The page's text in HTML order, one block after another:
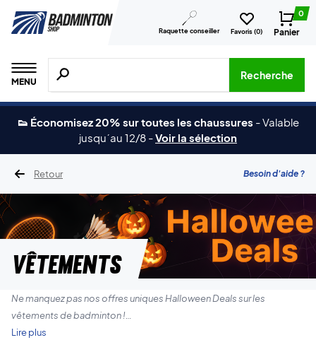
Raquette conseiller Favoris (0)
0
Panier
MENU
Recherche de produits, de marques, etc.
Recherche
👟 Économisez 20% sur toutes les chaussures -Valable
jusqu´au 12/8 -Voir la sélection
Retour Besoin d'aide ?
Vêtements
Ne manquez pas nos offres uniques Halloween Deals sur les
vêtements de badminton !
Lire plus